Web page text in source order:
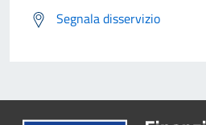
Segnala disservizio